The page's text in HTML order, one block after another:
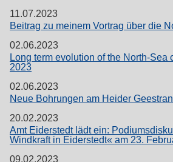
11.07.2023
Beitrag zu meinem Vortrag über die
02.06.2023
Long term evolution of the North-Sea
2023
02.06.2023
Neue Bohrungen am Heider
20.02.2023
Amt Eiderstedt lädt ein:
Windkraft in Eiderstedt« am 23.
09.02.2023